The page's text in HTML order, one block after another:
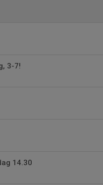
3-7!
14.30